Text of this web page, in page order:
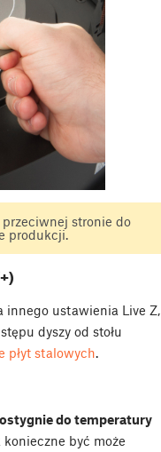
stronie do
produkcji.
innego ustawienia Live Z,
dyszy od stołu
płyt stalowych.
do temperatury
konieczne być może